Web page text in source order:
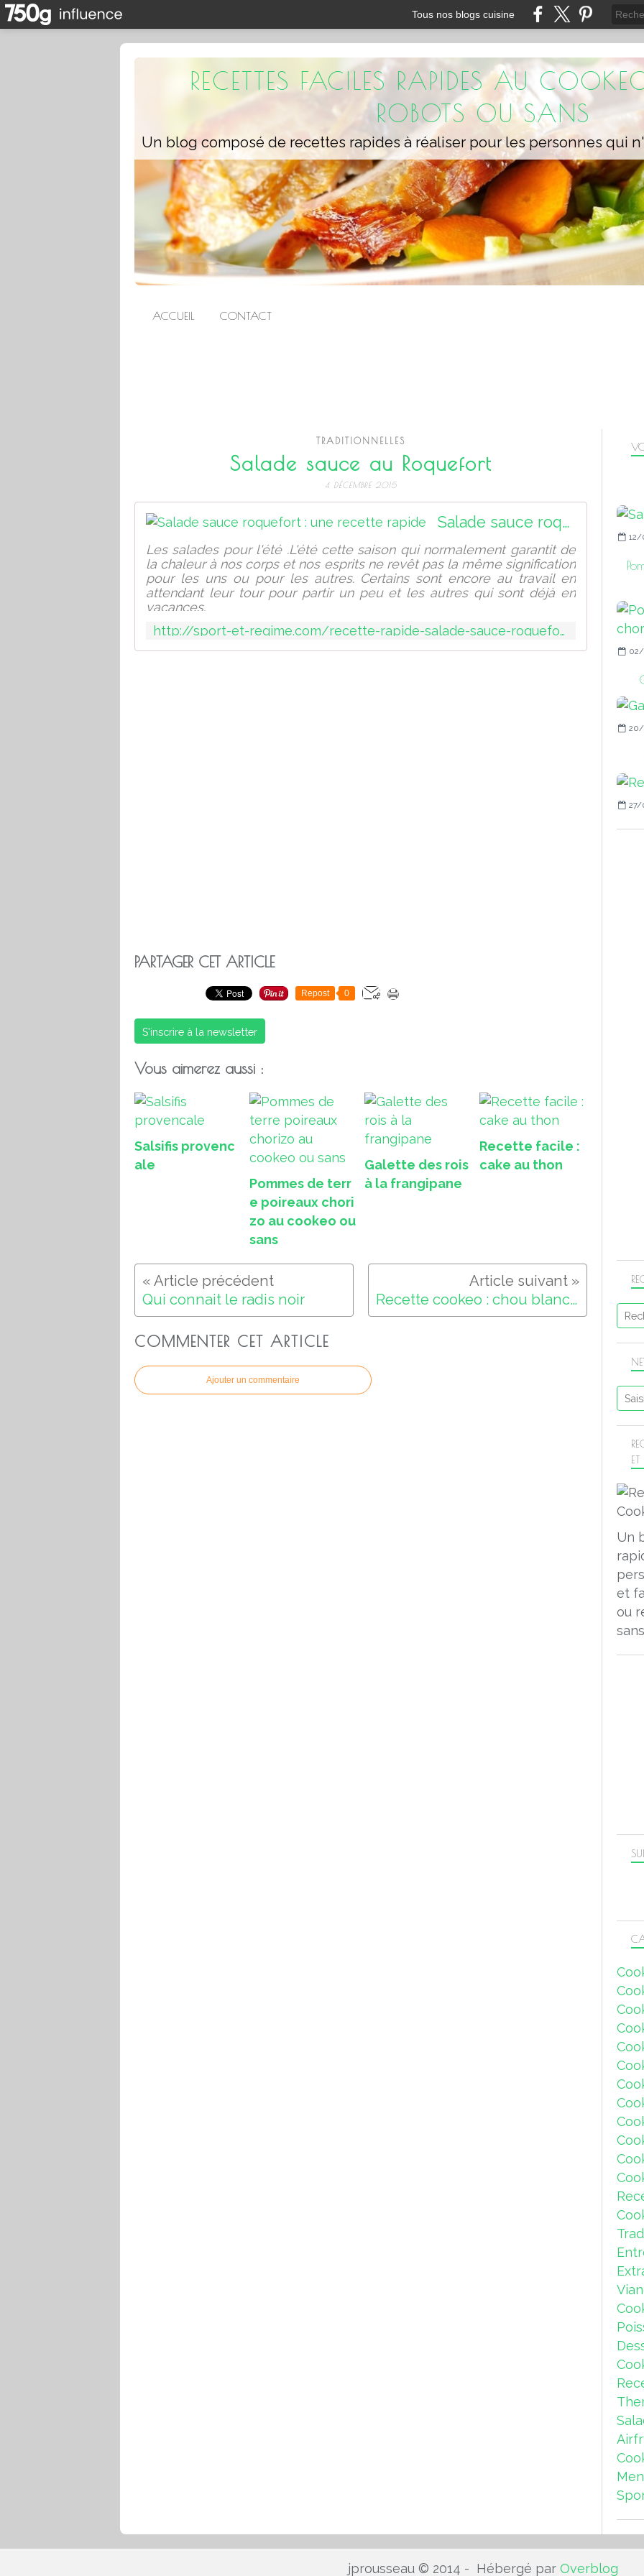
Tous nos blogs cuisine
RECETTES FACILES RAPIDES AU
ROBOTS OU SANS
ACCUEIL CONTACT
TRADITIONNELLES
Salade sauce au Roquefort
4 DÉCEMBRE 2015
Salade sauce roquefort : une recette rapide
Les salades pour l'été .L'été cette saison qui normalement garantit de
la chaleur à nos corps et nos esprits ne revêt pas la même signification
pour les uns ou pour les autres. Certains sont encore au travail en
attendant leur tour pour partir un peu et les autres qui sont déjà en
vacances.
http://sport-et-regime.com/recette-rapide-salade-sauce-roquefort
PARTAGER CET ARTICLE
Repost 0
S'inscrire à la newsletter
Vous aimerez aussi :
Salsifis provenc
ale
Pommes de terr
e poireaux chori
zo au cookeo ou
sans
Galette des rois
à la frangipane
Recette facile :
cake au thon
Qui connait le radis noir Recette cookeo : chou blanc saucisses (recettecookeo.com)
COMMENTER CET ARTICLE
Ajouter un commentaire
Un
et
ou
12/
20/
27/
jprousseau © 2014 - Hébergé par Overblog